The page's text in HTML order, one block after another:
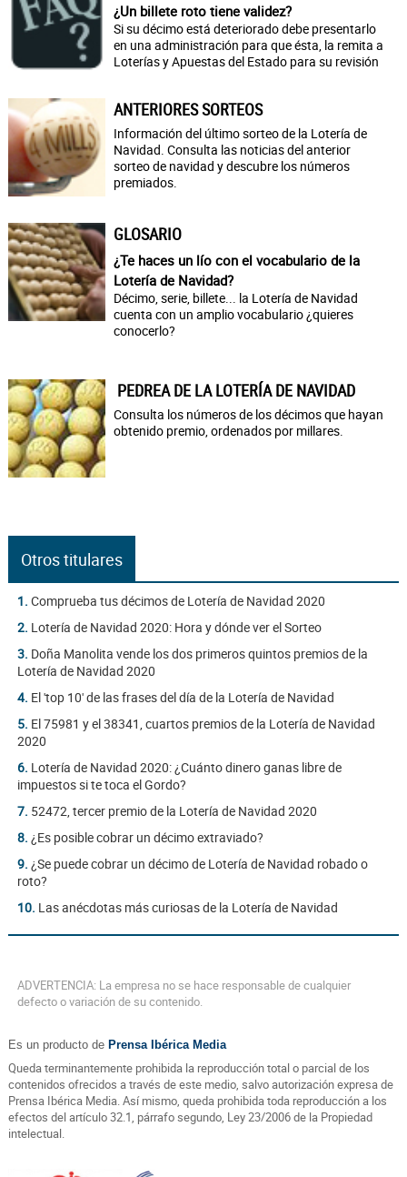
¿Un billete roto tiene validez?
Si su décimo está deteriorado debe presentarlo
en una administración para que ésta, la remita a
Loterías y Apuestas del Estado para su revisión
ANTERIORES SORTEOS
Información del último sorteo de la Lotería de
Navidad. Consulta las noticias del anterior
sorteo de navidad y descubre los números
premiados.
GLOSARIO
¿Te haces un lío con el vocabulario de la
Lotería de Navidad?
Décimo, serie, billete... la Lotería de Navidad
cuenta con un amplio vocabulario ¿quieres
conocerlo?
PEDREA DE LA LOTERÍA DE NAVIDAD
Consulta los números de los décimos que hayan
obtenido premio, ordenados por millares.
Otros titulares
1. Comprueba tus décimos de Lotería de Navidad 2020
2. Lotería de Navidad 2020: Hora y dónde ver el Sorteo
3. Doña Manolita vende los dos primeros quintos premios de la
Lotería de Navidad 2020
4. El 'top 10' de las frases del día de la Lotería de Navidad
5. El 75981 y el 38341, cuartos premios de la Lotería de Navidad
2020
6. Lotería de Navidad 2020: ¿Cuánto dinero ganas libre de
impuestos si te toca el Gordo?
7. 52472, tercer premio de la Lotería de Navidad 2020
8. ¿Es posible cobrar un décimo extraviado?
9. ¿Se puede cobrar un décimo de Lotería de Navidad robado o
roto?
10. Las anécdotas más curiosas de la Lotería de Navidad
ADVERTENCIA: La empresa no se hace responsable de cualquier
defecto o variación de su contenido.
Es un producto de Prensa Ibérica Media
Queda terminantemente prohibida la reproducción total o parcial de los
contenidos ofrecidos a través de este medio, salvo autorización expresa de
Prensa Ibérica Media. Así mismo, queda prohibida toda reproducción a los
efectos del artículo 32.1, párrafo segundo, Ley 23/2006 de la Propiedad
intelectual.